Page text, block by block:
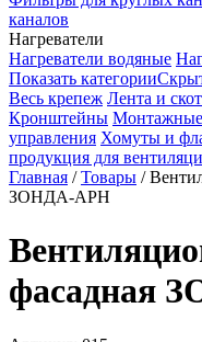
каналов
Нагреватели
Нагреватели водяные
Показать категории
Весь крепеж Лента и
Кронштейны Монтажные
управления Хомуты и
продукция для
Главная /Товары /
ЗОНДА-АРН
фасадная